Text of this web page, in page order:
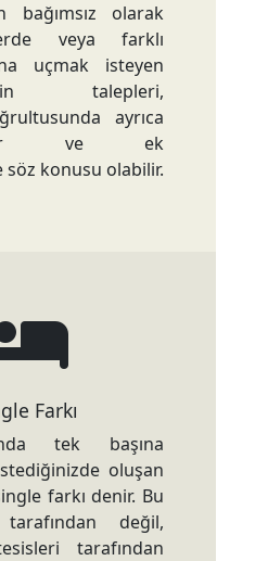
bağımsız olarak
veya farklı
uçmak isteyen
talepleri,
ayrıca
ve ek
konusu olabilir.
Farkı
tek başına
oluşan
farkı denir. Bu
değil,
tarafından